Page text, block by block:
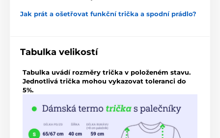
Jak prát a ošetřovat funkční trička a spodní prádlo?
Tabulka velikostí
Tabulka uvádí rozměry trička v položeném stavu.
Jednotlivá trička mohou vykazovat toleranci do
5%.